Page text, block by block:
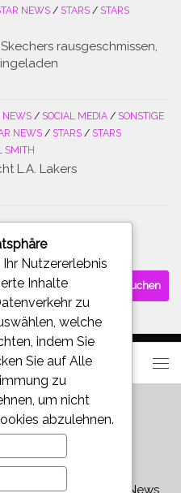
NEWS / STARS / STARS
rausgeschmissen,
NEWS / SOCIAL MEDIA / SONSTIGE
NEWS / STARS / STARS
SMITH
L.A. Lakers
Bilder, Videos und News
Nutzererlebnis
Inhalte
zu
welche
indem Sie
Sie auf Alle
zu
, um nicht
abzulehnen.